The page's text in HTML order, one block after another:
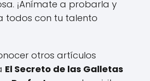
¡Anímate a probarla y
todos con tu talento
otros artículos
El Secreto de las Galletas